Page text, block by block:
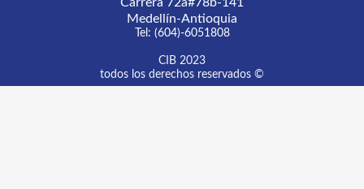
Medellín-Antioquia
Tel: (604)-6051808
CIB 2023
todos los derechos reservados ©